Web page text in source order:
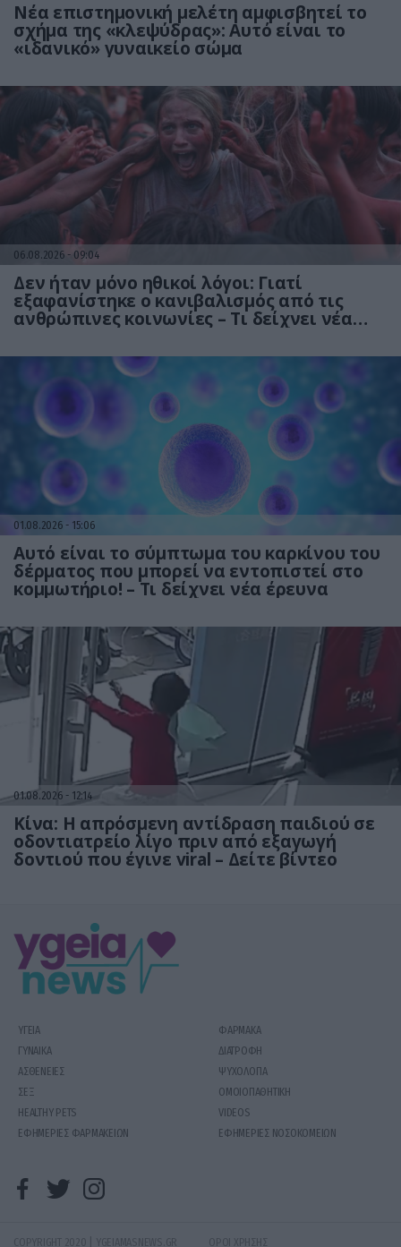
Νέα επιστημονική μελέτη αμφισβητεί το
σχήμα της «κλεψύδρας»: Αυτό είναι το
«ιδανικό» γυναικείο σώμα
06.08.2026 09:04
Δεν ήταν μόνο ηθικοί λόγοι: Γιατί
εξαφανίστηκε ο κανιβαλισμός από τις
ανθρώπινες κοινωνίες – Τι δείχνει νέα
01.08.2026 15:06
Αυτό είναι το σύμπτωμα του καρκίνου του
δέρματος που μπορεί να εντοπιστεί στο
κομμωτήριο! – Τι δείχνει νέα έρευνα
01.08.2026 12:14
Κίνα: Η απρόσμενη αντίδραση παιδιού σε
οδοντιατρείο λίγο πριν από εξαγωγή
δοντιού που έγινε viral – Δείτε βίντεο
ΥΓΕΙΑ
ΦΑΡΜΑΚΑ
ΓΥΝΑΙΚΑ
ΔΙΑΤΡΟΦΗ
ΑΣΘΕΝΕΙΕΣ
ΨΥΧΟΛΟΓΙΑ
ΣΕΞ
ΟΜΟΙΟΠΑΘΗΤΙΚΗ
HEALTHY PETS
VIDEOS
ΕΦΗΜΕΡΙΕΣ ΦΑΡΜΑΚΕΙΩΝ
ΕΦΗΜΕΡΙΕΣ ΝΟΣΟΚΟΜΕΙΩΝ
COPYRIGHT 2020 | YGEIAMASNEWS.GR ΟΡΟΙ ΧΡΗΣΗΣ